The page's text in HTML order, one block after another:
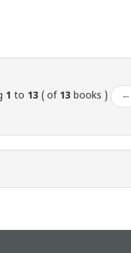
1 to 13 ( of 13 books ) ←